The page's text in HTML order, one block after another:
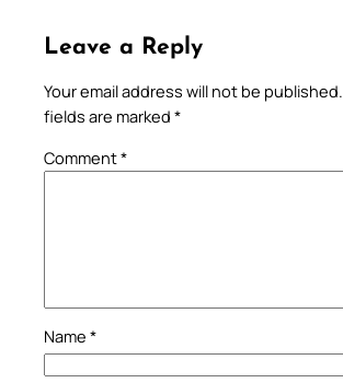
Leave a Reply
Your email address will not be published.
fields are marked *
Comment*
Name *